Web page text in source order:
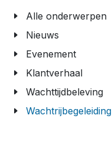
Alle onderwerpen
Nieuws
Evenement
Klantverhaal
Wachttijdbeleving
Wachtrijbegeleiding